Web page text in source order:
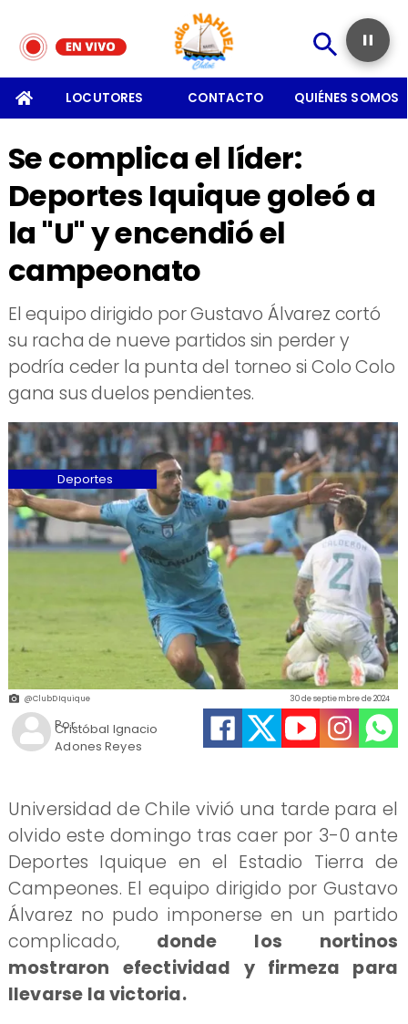
LOCUTORES CONTACTO QUIÉNES SOMOS
Se complica el líder:
Deportes Iquique goleó a
la "U" y encendió el
campeonato
​El equipo dirigido por Gustavo Álvarez cortó
su racha de nueve partidos sin perder y
podría ceder la punta del torneo si Colo Colo
gana sus duelos pendientes.
@ClubDIquique
Cristóbal Ignacio
Adones Reyes
30 de septiembre de 2024
Deportes
Por
Universidad de Chile vivió una tarde para el
olvido este domingo tras caer por 3-0 ante
Deportes Iquique en el Estadio Tierra de
Campeones. El equipo dirigido por Gustavo
Álvarez no pudo imponerse en un partido
complicado,donde los nortinos
mostraron efectividad y firmeza para
llevarse la victoria.